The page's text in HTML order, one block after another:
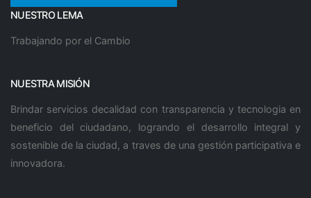
NUESTRO LEMA
Trabajando por el Cambio
NUESTRA MISIÓN
Brindar servicios decalidad con transparencia y tecnologia en
beneficio del ciudadano, logrando el desarrollo integral y
sostenible de la ciudad, a traves de una gestión participativa e
innovadora.